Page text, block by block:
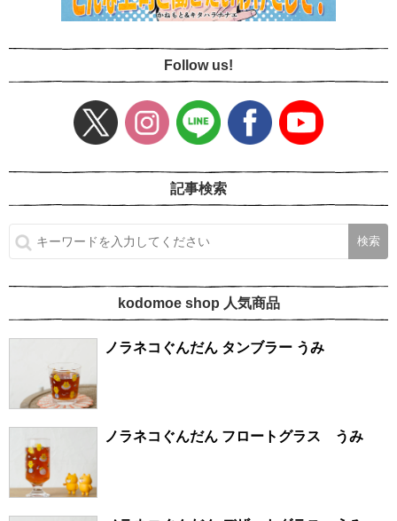
Follow us!
記事検索
kodomoe shop 人気商品
ノラネコぐんだん タンブラー うみ
ノラネコぐんだん フロートグラス うみ